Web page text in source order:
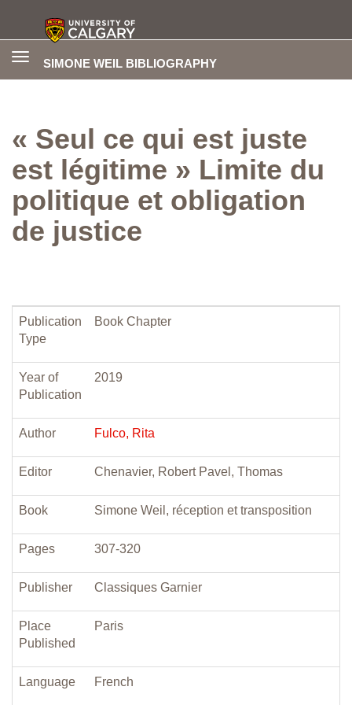
SIMONE WEIL BIBLIOGRAPHY
Toggle
« Seul ce qui est juste
est légitime » Limite du
politique et obligation
de justice
Publication
Type
Book Chapter
Year of
Publication
2019
Author Fulco, Rita
Editor Chenavier, Robert Pavel, Thomas
Book Simone Weil, réception et transposition
Pages 307-320
Publisher Classiques Garnier
Place
Published
Paris
Language French